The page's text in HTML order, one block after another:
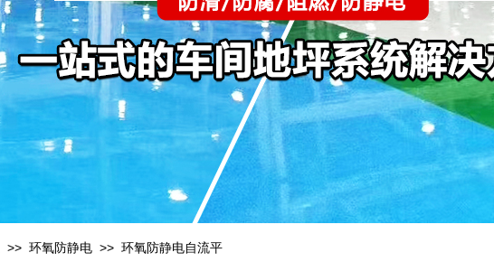
>> 环氧防静电 >> 环氧防静电自流平